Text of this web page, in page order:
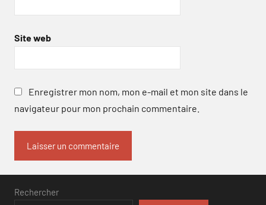
Site web
Enregistrer mon nom, mon e-mail et mon site dans le
navigateur pour mon prochain commentaire.
Rechercher